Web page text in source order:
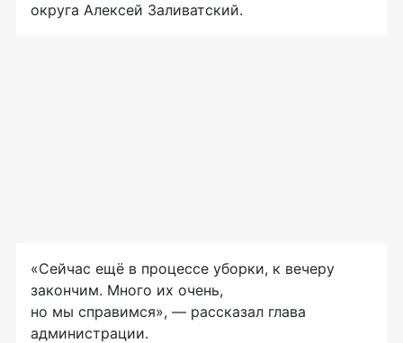
округа Алексей Заливатский.
«Сейчас ещё в процессе уборки, к вечеру
закончим. Много их очень,
но мы справимся», — рассказал глава
администрации.